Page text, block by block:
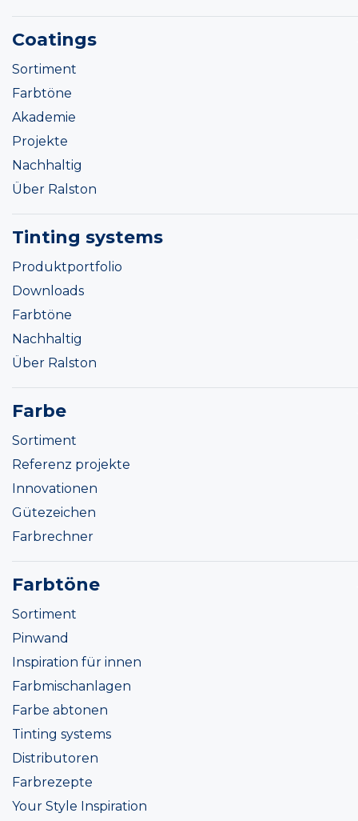
Coatings
Sortiment
Farbtöne
Akademie
Projekte
Nachhaltig
Über Ralston
Tinting systems
Produktportfolio
Downloads
Farbtöne
Nachhaltig
Über Ralston
Farbe
Sortiment
Referenz projekte
Innovationen
Gütezeichen
Farbrechner
Farbtöne
Sortiment
Pinwand
Inspiration für innen
Farbmischanlagen
Farbe abtonen
Tinting systems
Distributoren
Farbrezepte
Your Style Inspiration